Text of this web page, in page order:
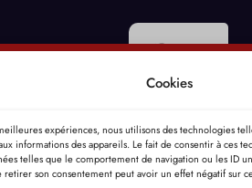
Cookies
expériences, nous utilisons des technologies
informations des appareils. Le fait de consentir à ces
telles que le comportement de navigation ou les ID
retirer son consentement peut avoir un effet négatif sur